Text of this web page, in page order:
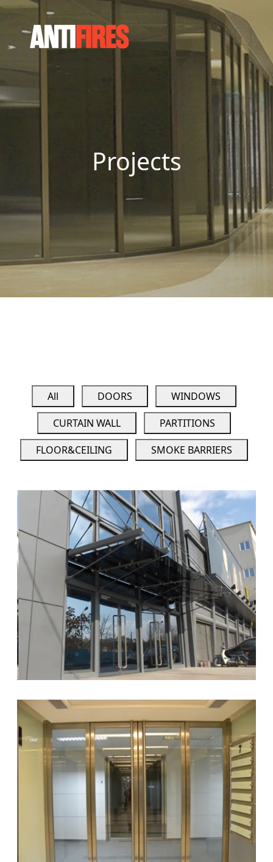
Projects
All DOORS
WINDOWS
CURTAIN WALL
PARTITIONS
FLOOR&CEILING
SMOKE BARRIERS